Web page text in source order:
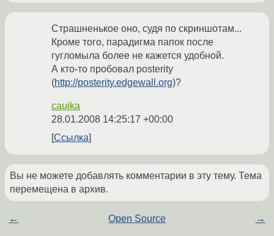
Страшненькое оно, судя по скриншотам...
Кроме того, парадигма папок после
гугломыла более не кажется удобной.
А кто-то пробовал posterity
(http://posterity.edgewall.org)?
caujka
28.01.2008 14:25:17 +00:00
Ссылка
Вы не можете добавлять комментарии в эту тему. Тема
перемещена в архив.
← Open Source →